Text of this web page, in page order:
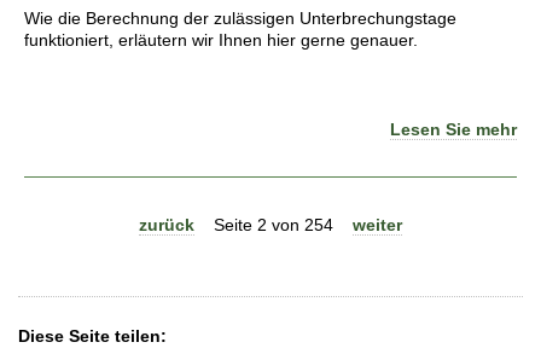
Wie die Berechnung der zulässigen Unterbrechungstage
funktioniert, erläutern wir Ihnen hier gerne genauer.
Lesen Sie mehr
zurück Seite 2 von 254 weiter
Diese Seite teilen: